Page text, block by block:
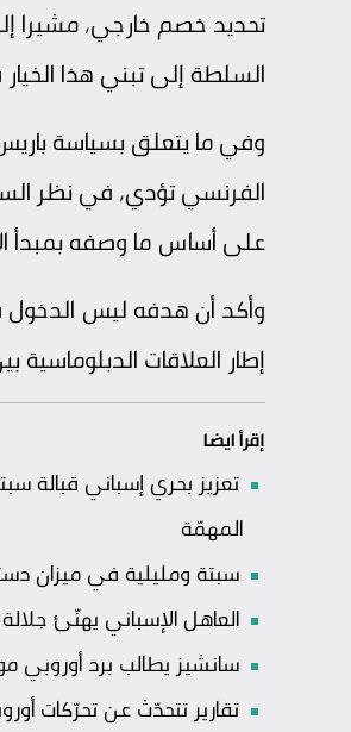
تحديد خصم خارجي، مشيرا
السلطة إلى تبني هذا الخيار
وفي ما يتعلق بسياسة
الفرنسي تؤدي، في نظر
على أساس ما وصفه بمبدأ
وأكد أن هدفه ليس الدخول
إطار العلاقات الدبلوماسية
إقرأ ايضا
تعزيز بحري إسباني
المهمّة
سبتة ومليلية في ميزان دستور 1978.. كيف تحوّل ملف المدينتيْن إلى اختبار لمتانة النّظام
العاهل الإسباني يهنّئ
سانشيز يطالب برد أوروبي
تقارير تتحدّث عن تحرّكات